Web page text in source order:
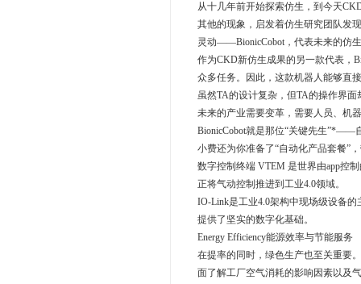
从十几年前开始探索仿生，到今天
其他的现象，启发着仿生研究团队发
灵动——BionicCobot，代表未来的仿
作为CKD新仿生成果的另一款代表，
众多任务。因此，这款机器人能够直
虽然TA的设计复杂，但TA的操作界
未来的产业需要变革，需要人员、机
BionicCobot就是那位“关键先生”*——
小费还为你准备了“自动化产品套餐”
数字控制终端 VTEM 是世界由app控
正将气动控制推进到工业4.0领域。
IO-Link是工业4.0架构中现场级设备
提供了坚实的数字化基础。
Energy Efficiency能源效率与节能服务
在提率的同时，绿色生产也至关重要
面了解工厂空气消耗的影响因素以及